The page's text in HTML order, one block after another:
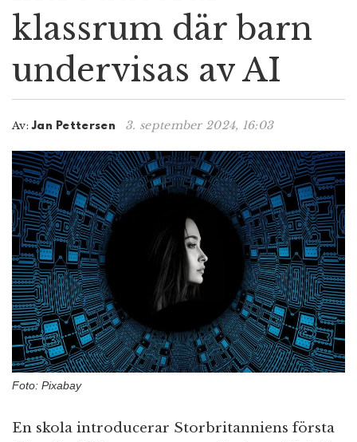
i
g
a
t
i
o
klassrum där barn
undervisas av AI
Av: Jan Pettersen 3. september 2024, 16:03
Foto: Pixabay
En skola introducerar Storbritanniens första